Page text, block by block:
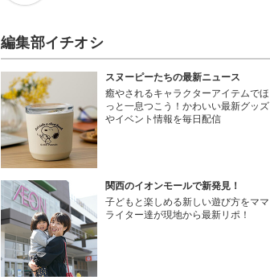
編集部イチオシ
スヌーピーたちの最新ニュース
癒やされるキャラクターアイテムでほ
っと一息つこう！かわいい最新グッズ
やイベント情報を毎日配信
関西のイオンモールで新発見！
子どもと楽しめる新しい遊び方をママ
ライター達が現地から最新リポ！